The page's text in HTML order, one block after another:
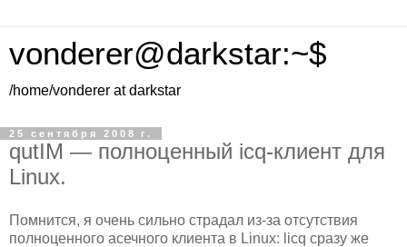
vonderer@darkstar:~$
/home/vonderer at darkstar
25 сентября 2008 г.
qutIM — полноценный icq-клиент для
Linux.
Помнится, я очень сильно страдал из-за отсутствия
полноценного асечного клиента в Linux: licq сразу же